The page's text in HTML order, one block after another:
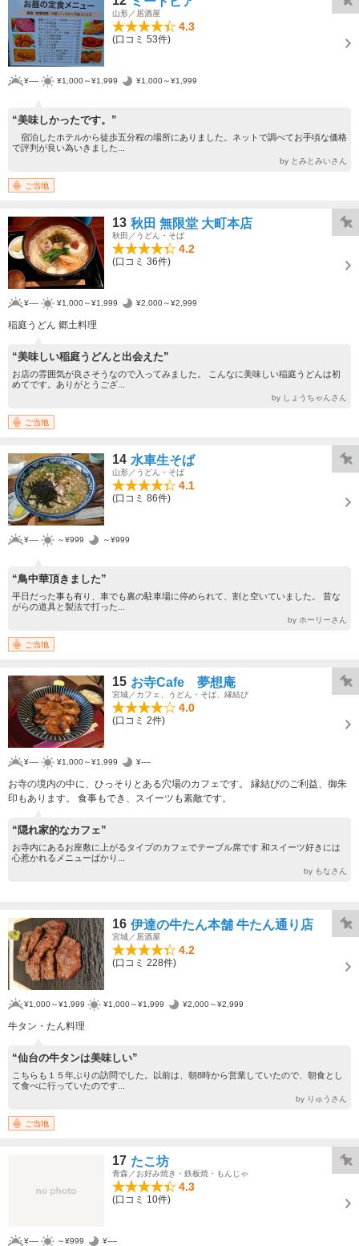
山形／居酒屋
4.3
(口コミ 53件)
¥---- ¥1,000～¥1,999 ¥1,000～¥1,999
“美味しかったです。”
宿泊したホテルから徒歩五分程の場所にありました。ネットで調べてお手頃な価格
で評判が良い為いきました...
by とみとみいさん
ご当地
13 秋田 無限堂 大町本店
秋田／うどん・そば
4.2
(口コミ 36件)
¥---- ¥1,000～¥1,999 ¥2,000～¥2,999
稲庭うどん 郷土料理
“美味しい稲庭うどんと出会えた”
お店の雰囲気が良さそうなので入ってみました。 こんなに美味しい稲庭うどんは初
めてです。ありがとうござ...
by しょうちゃんさん
ご当地
14 水車生そば
山形／うどん・そば
4.1
(口コミ 86件)
¥---- ～¥999 ～¥999
“鳥中華頂きました”
平日だった事も有り、車でも裏の駐車場に停められて、割と空いていました。 昔な
がらの道具と製法で打った...
by ホーリーさん
ご当地
15 お寺Cafe 夢想庵
宮城／カフェ、うどん・そば、縁結び
4.0
(口コミ 2件)
¥---- ¥1,000～¥1,999 ¥----
お寺の境内の中に、ひっそりとある穴場のカフェです。 縁結びのご利益、御朱
印もあります。 食事もでき、スイーツも素敵です。
“隠れ家的なカフェ”
お寺内にあるお座敷に上がるタイプのカフェでテーブル席です 和スイーツ好きには
心惹かれるメニューばかり...
by もなさん
16 伊達の牛たん本舗 牛たん通り店
宮城／居酒屋
4.2
(口コミ 228件)
¥1,000～¥1,999 ¥1,000～¥1,999 ¥2,000～¥2,999
牛タン・たん料理
“仙台の牛タンは美味しい”
こちらも１５年ぶりの訪問でした。以前は、朝8時から営業していたので、朝食とし
て食べに行っていたのです...
by りゅうさん
ご当地
17 たこ坊
青森／お好み焼き・鉄板焼・もんじゃ
4.3
(口コミ 10件)
¥---- ～¥999 ¥----